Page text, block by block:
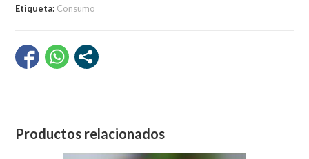
Etiqueta: Consumo
Productos relacionados